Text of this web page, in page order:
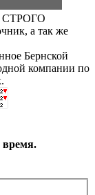
СТРОГО
а так же
Бернской
компании по